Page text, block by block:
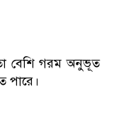
বেশি গরম অনুভূত
পারে।